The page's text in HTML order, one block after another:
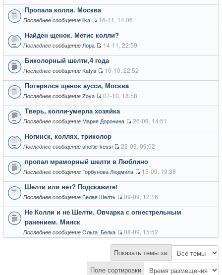
Пропала колли. Москва
Последнее сообщение lika 16-11, 14:06
Найден щенок. Метис колли?
Последнее сообщение Лора 14-11, 22:59
Биколорный шелти,4 года
Последнее сообщение Katya 16-10, 22:52
Потерялся щенок аусси, Москва
Последнее сообщение Zoya 07-10, 18:58
Тверь, колли-умерла хозяйка
Последнее сообщение Мария Доронина 26-09, 14:51
Ногинск, коллях, триколор
Последнее сообщение sheltie-kessi 22-09, 09:02
пропал мраморный шелти в Люблино
Последнее сообщение Горбунова Людмила 15-09, 19:38
Шелти или нет? Подскажите!
Последнее сообщение Белая Шелть 09-09, 12:16
Не Колли и не Шелти. Овчарка с огнестрельным
ранением. Минск
Последнее сообщение Ольга_Белка 08-09, 15:52
Показать темы за:
Поле сортировки